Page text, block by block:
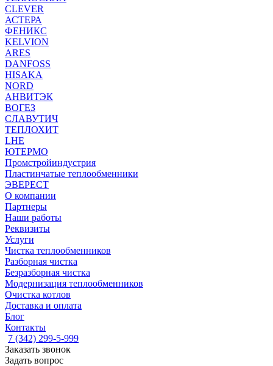
CLEVER
АСТЕРА
ФЕНИКС
KELVION
ARES
DANFOSS
HISAKA
NORD
АНВИТЭК
ВОГЕЗ
СЛАВУТИЧ
ТЕПЛОХИТ
LHE
ЮТЕРМО
Промстройиндустрия
Пластинчатые теплообменники
ЭВЕРЕСТ
О компании
Партнеры
Наши работы
Реквизиты
Услуги
Чистка теплообменников
Разборная чистка
Безразборная чистка
Модернизация теплообменников
Очистка котлов
Доставка и оплата
Блог
Контакты
7 (342) 299-5-999
Заказать звонок
Задать вопрос